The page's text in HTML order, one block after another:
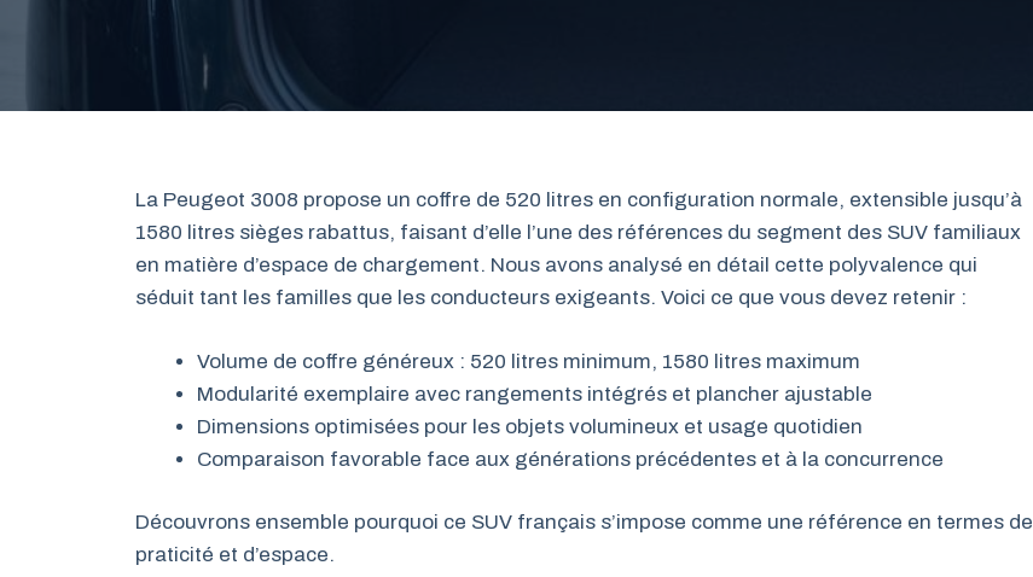
La Peugeot 3008 propose un coffre de 520 litres en configuration normale, extensible jusqu’à
1580 litres sièges rabattus, faisant d’elle l’une des références du segment des SUV familiaux
en matière d’espace de chargement. Nous avons analysé en détail cette polyvalence qui
séduit tant les familles que les conducteurs exigeants. Voici ce que vous devez retenir :
Volume de coffre généreux : 520 litres minimum, 1580 litres maximum
Modularité exemplaire avec rangements intégrés et plancher ajustable
Dimensions optimisées pour les objets volumineux et usage quotidien
Comparaison favorable face aux générations précédentes et à la concurrence
Découvrons ensemble pourquoi ce SUV français s’impose comme une référence en termes de
praticité et d’espace.